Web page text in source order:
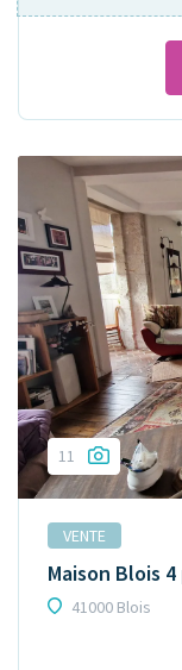
11
VENTE
Maison Blois
41000 Blois